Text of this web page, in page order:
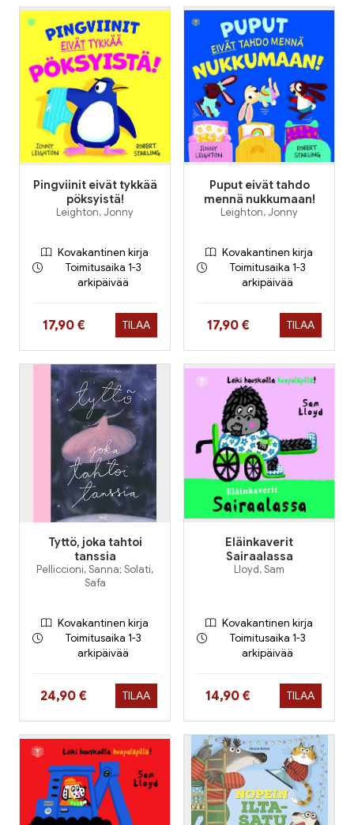
Pingviinit eivät tykkää
pöksyistä!
Leighton, Jonny
Kovakantinen kirja
Toimitusaika 1-3
arkipäivää
Hinta nyt
17,90 € TILAA
Puput eivät tahdo
mennä nukkumaan!
Leighton, Jonny
Kovakantinen kirja
Toimitusaika 1-3
arkipäivää
Hinta nyt
17,90 € TILAA
Tyttö, joka tahtoi
tanssia
Pelliccioni, Sanna; Solati,
Safa
Kovakantinen kirja
Toimitusaika 1-3
arkipäivää
Hinta nyt
24,90 € TILAA
Eläinkaverit
Sairaalassa
Lloyd, Sam
Kovakantinen kirja
Toimitusaika 1-3
arkipäivää
Hinta nyt
14,90 € TILAA